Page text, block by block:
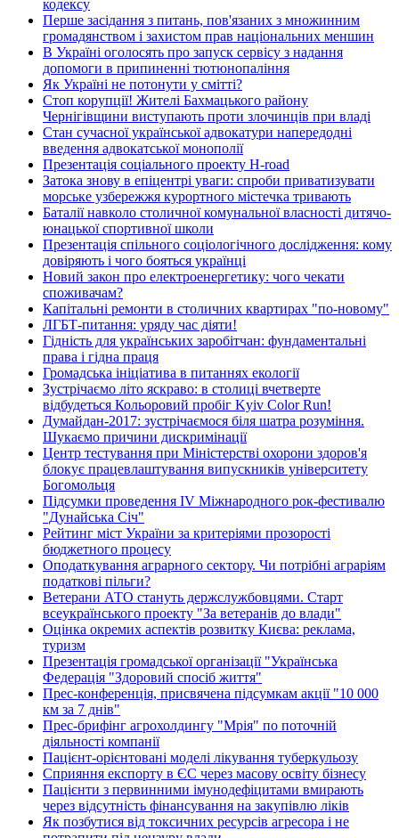
кодексу
Перше засідання з питань, пов'язаних з множинним
громадянством і захистом прав національних меншин
В Україні оголосять про запуск сервісу з надання
допомоги в припиненні тютюнопаління
Як Україні не потонути у смітті?
Стоп корупції! Жителі Бахмацького району
Чернігівщини виступають проти злочинців при владі
Стан сучасної української адвокатури напередодні
введення адвокатської монополії
Презентація соціального проекту H-road
Затока знову в епіцентрі уваги: спроби приватизувати
морське узбережжя курортного містечка тривають
Баталії навколо столичної комунальної власності дитячо-
юнацької спортивної школи
Презентація спільного соціологічного дослідження: кому
довіряють і чого бояться українці
Новий закон про електроенергетику: чого чекати
споживачам?
Капітальні ремонти в столичних квартирах "по-новому"
ЛГБТ-питання: уряду час діяти!
Гідність для українських заробітчан: фундаментальні
права і гідна праця
Громадська ініціатива в питаннях екології
Зустрічаємо літо яскраво: в столиці вчетверте
відбудеться Кольоровий пробіг Kyiv Color Run!
Думайдан-2017: зустрічаємося біля шатра розуміння.
Шукаємо причини дискримінації
Центр тестування при Міністерстві охорони здоров'я
блокує працевлаштування випускників університету
Богомольця
Підсумки проведення IV Міжнародного рок-фестивалю
"Дунайська Січ"
Рейтинг міст України за критеріями прозорості
бюджетного процесу
Оподаткування аграрного сектору. Чи потрібні аграріям
податкові пільги?
Ветерани АТО стануть держслужбовцями. Старт
всеукраїнського проекту "За ветеранів до влади"
Оцінка окремих аспектів розвитку Києва: реклама,
туризм
Презентація громадської організації "Українська
Федерація "Здоровий спосіб життя"
Прес-конференція, присвячена підсумкам акції "10 000
км за 7 днів"
Прес-брифінг агрохолдингу "Мрія" по поточній
діяльності компанії
Пацієнт-орієнтовані моделі лікування туберкульозу
Сприяння експорту в ЄС через масову освіту бізнесу
Пацієнти з первинними імунодефіцитами вмирають
через відсутність фінансування на закупівлю ліків
Як позбутися від токсичних ресурсів агресора і не